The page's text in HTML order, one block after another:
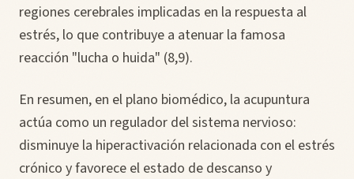
regiones cerebrales implicadas en la respuesta al
estrés, lo que contribuye a atenuar la famosa
reacción "lucha o huida" (8,9).
En resumen, en el plano biomédico, la acupuntura
actúa como un regulador del sistema nervioso:
disminuye la hiperactivación relacionada con el estrés
crónico y favorece el estado de descanso y